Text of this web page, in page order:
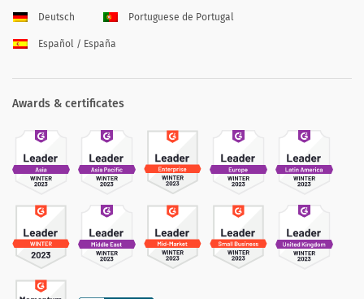
Deutsch Portuguese de Portugal
Español / España
Awards & certificates